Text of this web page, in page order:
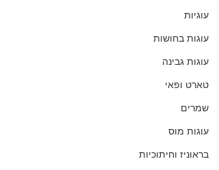
עוגיות
עוגות בחושות
עוגות גבינה
טארט ופאי
שמרים
עוגות מוס
בראוניז וחיתוכיות